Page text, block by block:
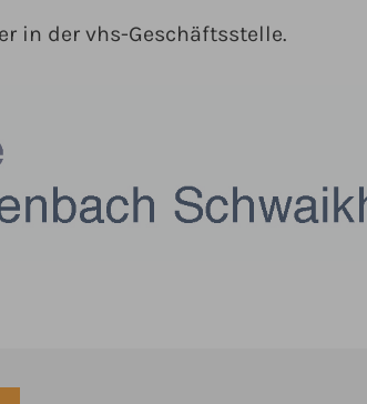
in der vhs-Geschäftsstelle.